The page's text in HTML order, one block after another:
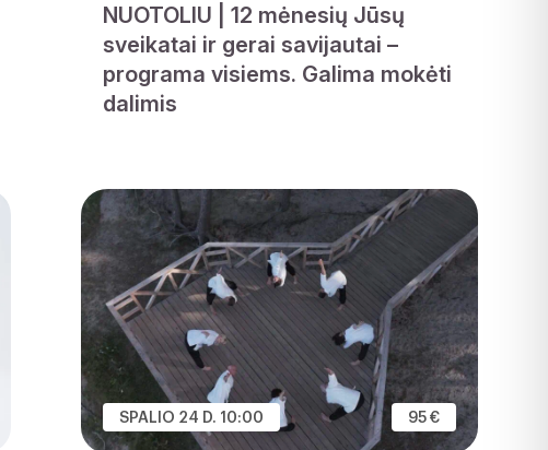
NUOTOLIU | 12 mėnesių Jūsų
sveikatai ir gerai savijautai –
programa visiems. Galima mokėti
dalimis
SPALIO 24 D. 10:00 95 €